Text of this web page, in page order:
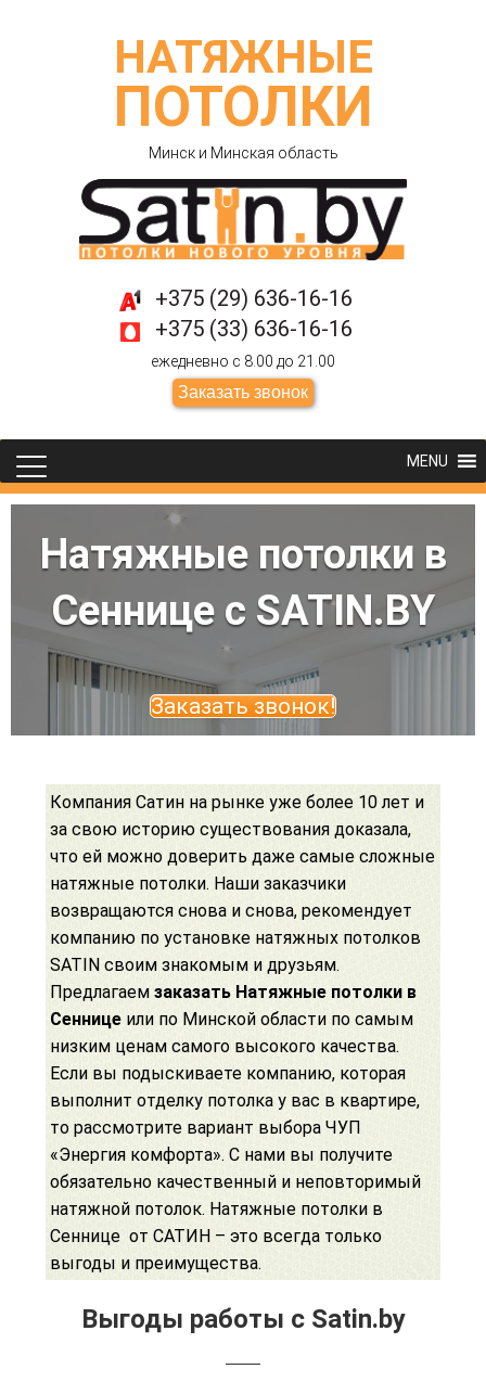
НАТЯЖНЫЕ
ПОТОЛКИ
Минск и Минская область
+375 (29) 636-16-16
+375 (33) 636-16-16
ежедневно с 8.00 до 21.00
Заказать звонок
MENU
Натяжные потолки в
Сеннице с SATIN.BY
Заказать звонок!
Компания Сатин на рынке уже более 10 лет и
за свою историю существования доказала,
что ей можно доверить даже самые сложные
натяжные потолки. Наши заказчики
возвращаются снова и снова, рекомендует
компанию по установке натяжных потолков
SATIN своим знакомым и друзьям.
Предлагаем заказать Натяжные потолки в
Сенницеили по Минской области по самым
низким ценам самого высокого качества.
Если вы подыскиваете компанию, которая
выполнит отделку потолка у вас в квартире,
то рассмотрите вариант выбора ЧУП
«Энергия комфорта». С нами вы получите
обязательно качественный и неповторимый
натяжной потолок. Натяжные потолки в
Сеннице от САТИН – это всегда только
выгоды и преимущества.
Выгоды работы с Satin.by